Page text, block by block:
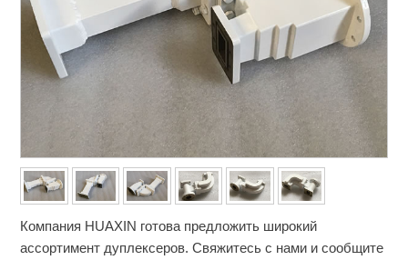
Компания HUAXIN готова предложить широкий
ассортимент дуплексеров. Свяжитесь с нами и сообщите